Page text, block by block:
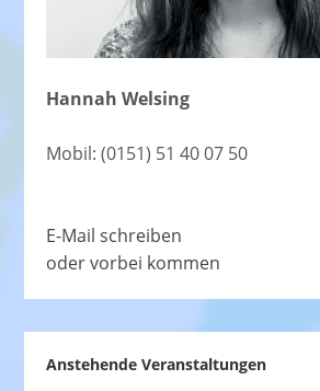
Hannah Welsing
Mobil: (0151) 51 40 07 50
E-Mail schreiben
oder vorbei kommen
Anstehende Veranstaltungen